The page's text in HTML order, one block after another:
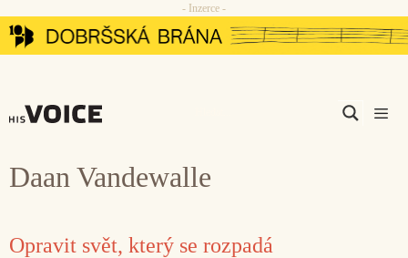
Přeskočit
na
- Inzerce -
Daan Vandewalle
Opravit svět, který se rozpadá